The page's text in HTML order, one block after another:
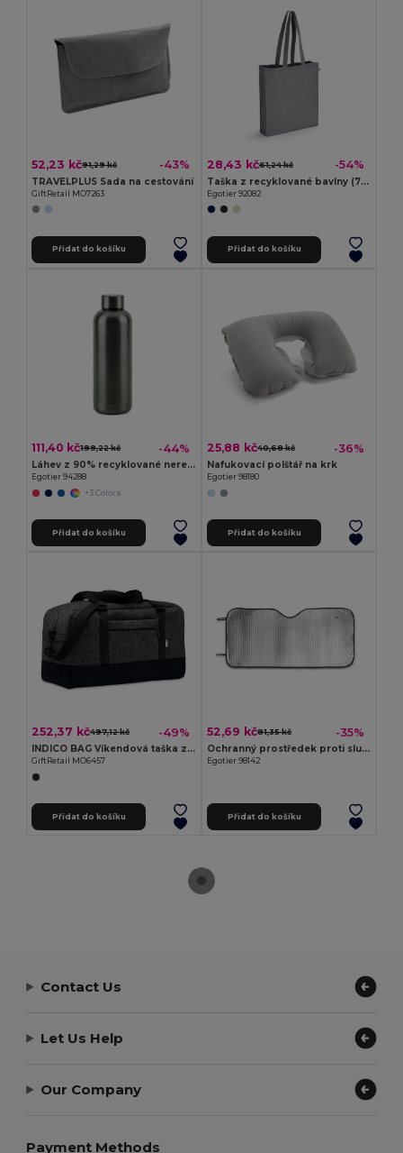
52,23 kč91,29 kč -43%
TRAVELPLUS Sada na cestování
GiftRetail MO7263
Přidat do košíku
28,43 kč61,24 kč -54%
Taška z recyklované bavlny (70 %) a polyesteru (30 % rPET) (140 g/m²)
Egotier 92082
Přidat do košíku
111,40 kč199,22 kč -44%
Láhev z 90% recyklované nerezové oceli 550 mL
Egotier 94288
+3 Colors
Přidat do košíku
25,88 kč40,68 kč -36%
Nafukovací polštář na krk
Egotier 98180
Přidat do košíku
252,37 kč497,12 kč -49%
INDICO BAG Víkendová taška z plsti RPET
GiftRetail MO6457
Přidat do košíku
52,69 kč81,35 kč -35%
Ochranný prostředek proti slunečnímu záření pro automobily s PE a hliníkem
Egotier 98142
Přidat do košíku
Contact Us
Let Us Help
Our Company
Payment Methods